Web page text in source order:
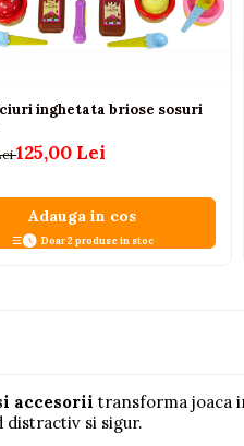
inghetata briose sosuri
125,00 Lei
Adauga in cos
Doar 2 produse in stoc
accesorii transforma joaca
si sigur.